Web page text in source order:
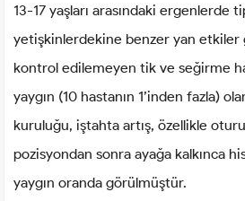
13-17 yaşları arasındaki ergenlerde
yetişkinlerdekine benzer yan etkiler
kontrol edilemeyen tik ve seğirme
yaygın (10 hastanın 1’inden fazla)
kuruluğu, iştahta artış, özellikle
pozisyondan sonra ayağa kalkınca
yaygın oranda görülmüştür.